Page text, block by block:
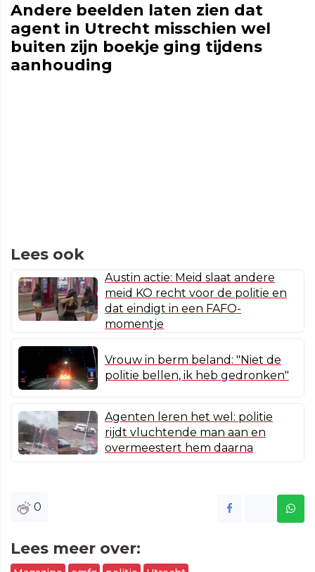
Andere beelden laten zien dat
agent in Utrecht misschien wel
buiten zijn boekje ging tijdens
aanhouding
Lees ook
Austin actie: Meid slaat andere
meid KO recht voor de politie en
dat eindigt in een FAFO-
momentje
Vrouw in berm beland: "Niet de
politie bellen, ik heb gedronken"
Agenten leren het wel: politie
rijdt vluchtende man aan en
overmeestert hem daarna
0
Lees meer over: